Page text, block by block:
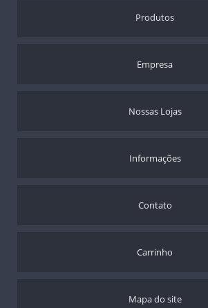
Produtos
Empresa
Nossas Lojas
Informações
Contato
Carrinho
Mapa do site